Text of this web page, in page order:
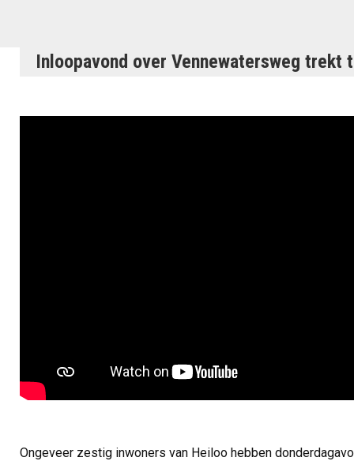
Inloopavond over Vennewatersweg trekt
Ongeveer zestig inwoners van Heiloo hebben